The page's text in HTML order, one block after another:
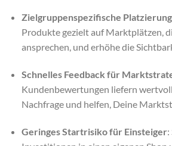
Zielgruppenspezifische Platzierung
Produkte gezielt auf Marktplätzen,
ansprechen, und erhöhe die
Schnelles Feedback für
Kundenbewertungen liefern
Nachfrage und helfen, Deine
Geringes Startrisiko für Einsteiger